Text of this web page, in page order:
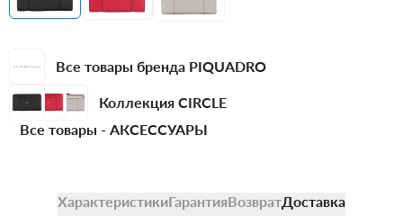
Все товары бренда PIQUADRO
Коллекция CIRCLE
Все товары - АКСЕССУАРЫ
ХарактеристикиГарантияВозвратДоставка